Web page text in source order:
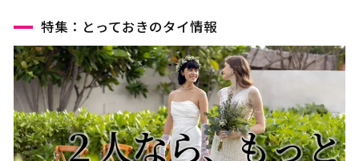
特集：とっておきのタイ情報